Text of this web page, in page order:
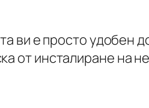
ви е просто удобен
от инсталиране на